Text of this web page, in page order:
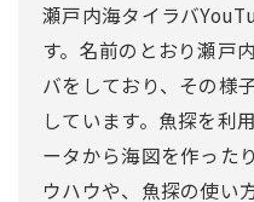
瀬戸内海タイラバ
す。名前のとおり瀬戸
バをしており、その様
しています。魚探を利
ータから海図を作った
ウハウや、魚探の使い